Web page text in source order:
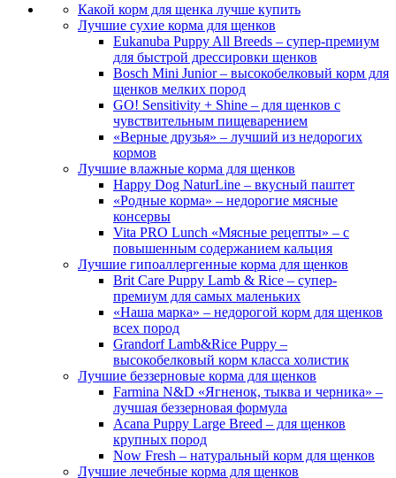
Какой корм для щенка лучше купить
Лучшие сухие корма для щенков
Eukanuba Puppy All Breeds – супер-премиум
для быстрой дрессировки щенков
Bosch Mini Junior – высокобелковый корм для
щенков мелких пород
GO! Sensitivity + Shine – для щенков с
чувствительным пищеварением
«Верные друзья» – лучший из недорогих
кормов
Лучшие влажные корма для щенков
Happy Dog NaturLine – вкусный паштет
«Родные корма» – недорогие мясные
консервы
Vita PRO Lunch «Мясные рецепты» – с
повышенным содержанием кальция
Лучшие гипоаллергенные корма для щенков
Brit Care Puppy Lamb & Rice – супер-
премиум для самых маленьких
«Наша марка» – недорогой корм для щенков
всех пород
Grandorf Lamb&Rice Puppy –
высокобелковый корм класса холистик
Лучшие беззерновые корма для щенков
Farmina N&D «Ягненок, тыква и черника» –
лучшая беззерновая формула
Acana Puppy Large Breed – для щенков
крупных пород
Now Fresh – натуральный корм для щенков
Лучшие лечебные корма для щенков